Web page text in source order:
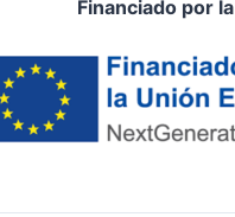
Financiado por